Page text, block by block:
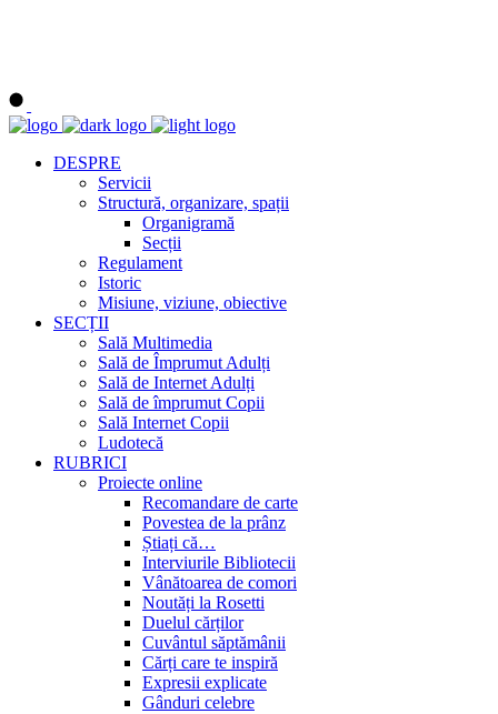
DESPRE
Servicii
Structură, organizare, spații
Organigramă
Secții
Regulament
Istoric
Misiune, viziune, obiective
SECȚII
Sală Multimedia
Sală de Împrumut Adulți
Sală de Internet Adulți
Sală de împrumut Copii
Sală Internet Copii
Ludotecă
RUBRICI
Proiecte online
Recomandare de carte
Povestea de la prânz
Știați că…
Interviurile Bibliotecii
Vânătoarea de comori
Noutăți la Rosetti
Duelul cărților
Cuvântul săptămânii
Cărți care te inspiră
Expresii explicate
Gânduri celebre